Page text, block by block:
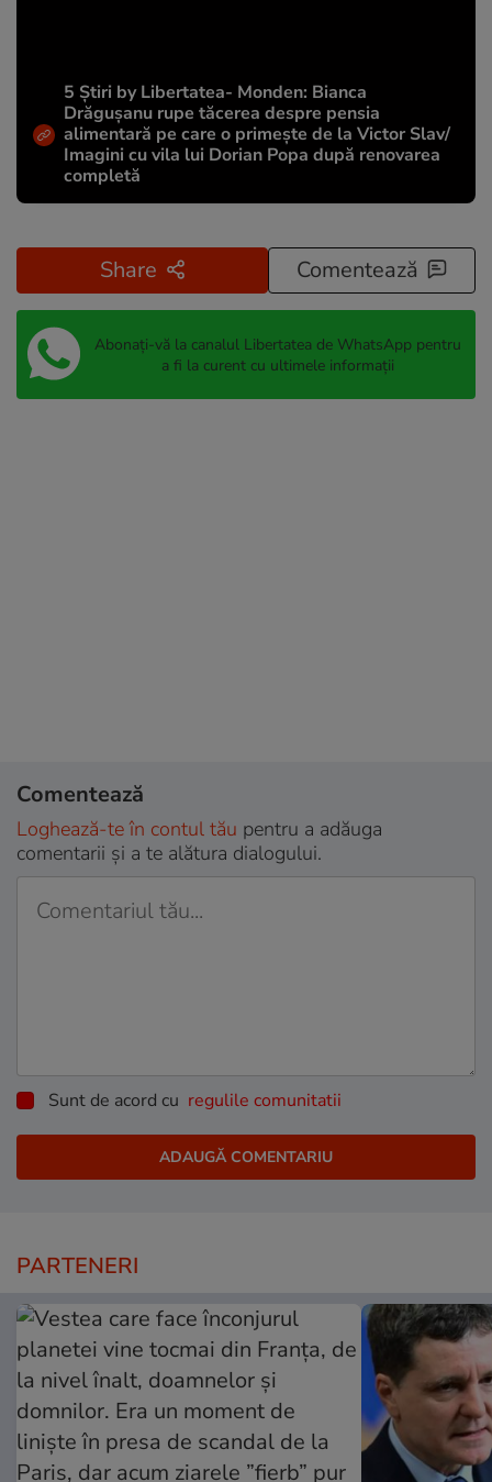
5 Știri by Libertatea- Monden: Bianca
Drăgușanu rupe tăcerea despre pensia
alimentară pe care o primește de la Victor Slav/
Imagini cu vila lui Dorian Popa după renovarea
completă
Share Comentează
Abonați-vă la canalul Libertatea de WhatsApp pentru
a fi la curent cu ultimele informații
Comentează
Loghează-te în contul tău pentru a adăuga
comentarii și a te alătura dialogului.
Sunt de acord cu regulile comunitatii
PARTENERI